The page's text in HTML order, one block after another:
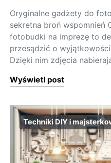
Oryginalne gadżety do
sekretna broń wspomnień
fotobudki na imprezę to
przesądzić o
Dzięki nim zdjęcia
Wyświetl post
Techniki DIY i